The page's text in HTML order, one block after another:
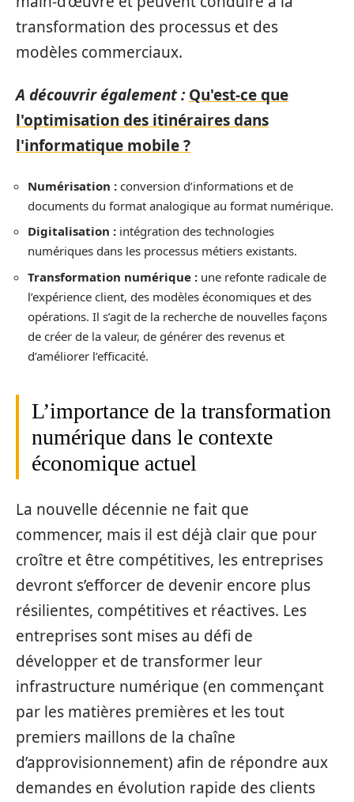
transformation des processus et des
modèles commerciaux.
A découvrir également : Qu'est-ce que
l'optimisation des itinéraires dans
l'informatique mobile ?
Numérisation : conversion d’informations et de
documents du format analogique au format numérique.
Digitalisation : intégration des technologies
numériques dans les processus métiers existants.
Transformation numérique : une refonte radicale de
l’expérience client, des modèles économiques et des
opérations. Il s’agit de la recherche de nouvelles façons
de créer de la valeur, de générer des revenus et
d’améliorer l’efficacité.
L’importance de la transformation
numérique dans le contexte
économique actuel
La nouvelle décennie ne fait que
commencer, mais il est déjà clair que pour
croître et être compétitives, les entreprises
devront s’efforcer de devenir encore plus
résilientes, compétitives et réactives. Les
entreprises sont mises au défi de
développer et de transformer leur
infrastructure numérique (en commençant
par les matières premières et les tout
premiers maillons de la chaîne
d’approvisionnement) afin de répondre aux
demandes en évolution rapide des clients